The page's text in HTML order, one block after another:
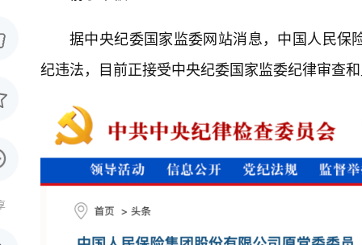
据中央纪委国家监委网站消息，中国人民
纪违法，目前正接受中央纪委国家监委纪律审查